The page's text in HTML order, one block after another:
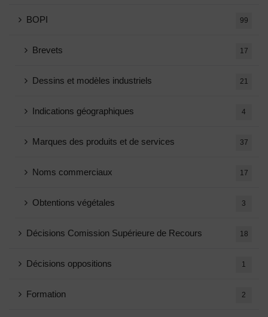
BOPI 99
Brevets 17
Dessins et modèles industriels 21
Indications géographiques 4
Marques des produits et de services 37
Noms commerciaux 17
Obtentions végétales 3
Décisions Comission Supérieure de Recours 18
Décisions oppositions 1
Formation 2